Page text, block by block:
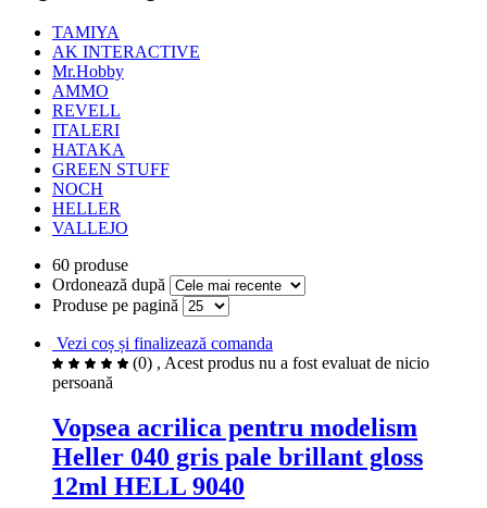
TAMIYA
AK INTERACTIVE
Mr.Hobby
AMMO
REVELL
ITALERI
HATAKA
GREEN STUFF
NOCH
HELLER
VALLEJO
60 produse
Ordonează după
Produse pe pagină
Vezi coș și finalizează comanda
(0) , Acest produs nu a fost evaluat de nicio
persoană
Vopsea acrilica pentru modelism
Heller 040 gris pale brillant gloss
12ml HELL 9040